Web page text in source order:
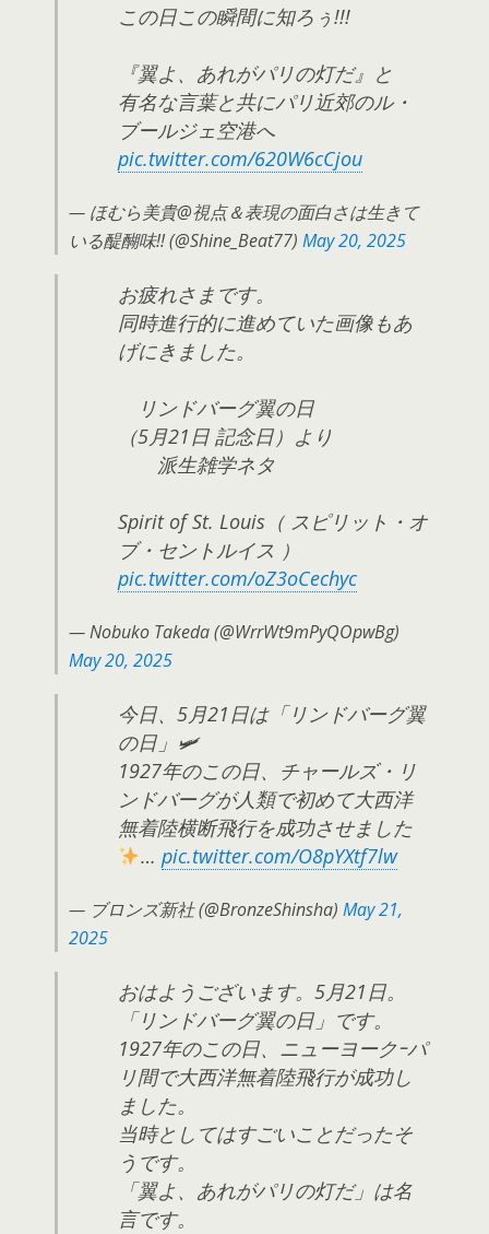
この日この瞬間に知ろぅ!!!
『翼よ、あれがパリの灯だ』と
有名な言葉と共にパリ近郊のル・
ブールジェ空港へ
pic.twitter.com/620W6cCjou
— ほむら美貴@視点＆表現の面白さは生きて
いる醍醐味!! (@Shine_Beat77) May 20, 2025
お疲れさまです。
同時進行的に進めていた画像もあ
げにきました。
リンドバーグ翼の日
（5月21日 記念日）より
派生雑学ネタ
Spirit of St. Louis（ スピリット・オ
ブ・セントルイス ）
pic.twitter.com/oZ3oCechyc
— Nobuko Takeda (@WrrWt9mPyQOpwBg)
May 20, 2025
今日、5月21日は「リンドバーグ翼
の日」🛩
1927年のこの日、チャールズ・リ
ンドバーグが人類で初めて大西洋
無着陸横断飛行を成功させました
… pic.twitter.com/O8pYXtf7lw
— ブロンズ新社 (@BronzeShinsha) May 21,
2025
おはようございます。5月21日。
「リンドバーグ翼の日」です。
1927年のこの日、ニューヨークｰパ
リ間で大西洋無着陸飛行が成功し
ました。
当時としてはすごいことだったそ
うです。
「翼よ、あれがパリの灯だ」は名
言です。